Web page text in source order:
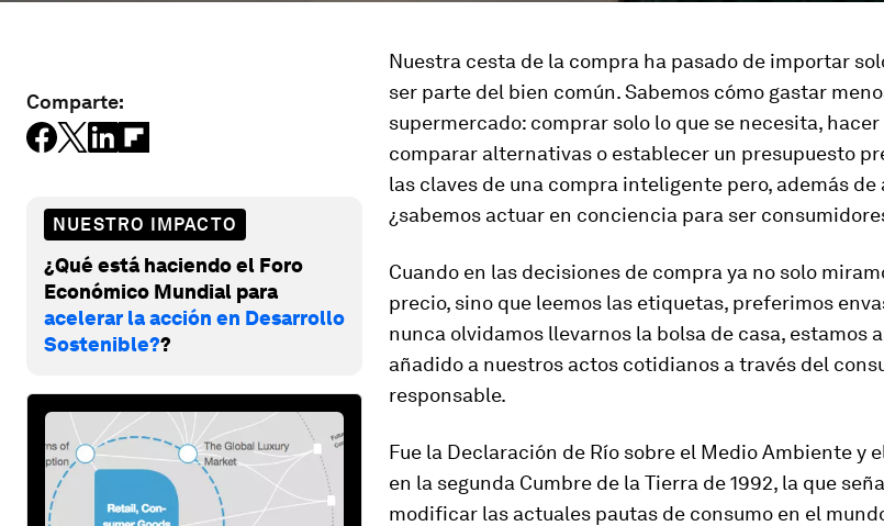
Comparte:
NUESTRO IMPACTO
¿Qué está haciendo el Foro
Económico Mundial para
acelerar la acción en Desarrollo
Sostenible??
Nuestra cesta de la compra ha pasado de importar
ser parte del bien común. Sabemos cómo gastar
supermercado: comprar solo lo que se necesita,
comparar alternativas o establecer un presupuesto
las claves de una compra inteligente pero, además de
¿sabemos actuar en conciencia para ser
Cuando en las decisiones de compra ya no solo
precio, sino que leemos las etiquetas, preferimos
nunca olvidamos llevarnos la bolsa de casa, estamos
añadido a nuestros actos cotidianos a través del
responsable.
Fue la Declaración de Río sobre el Medio Ambiente y
en la segunda Cumbre de la Tierra de 1992, la que
modificar las actuales pautas de consumo en el